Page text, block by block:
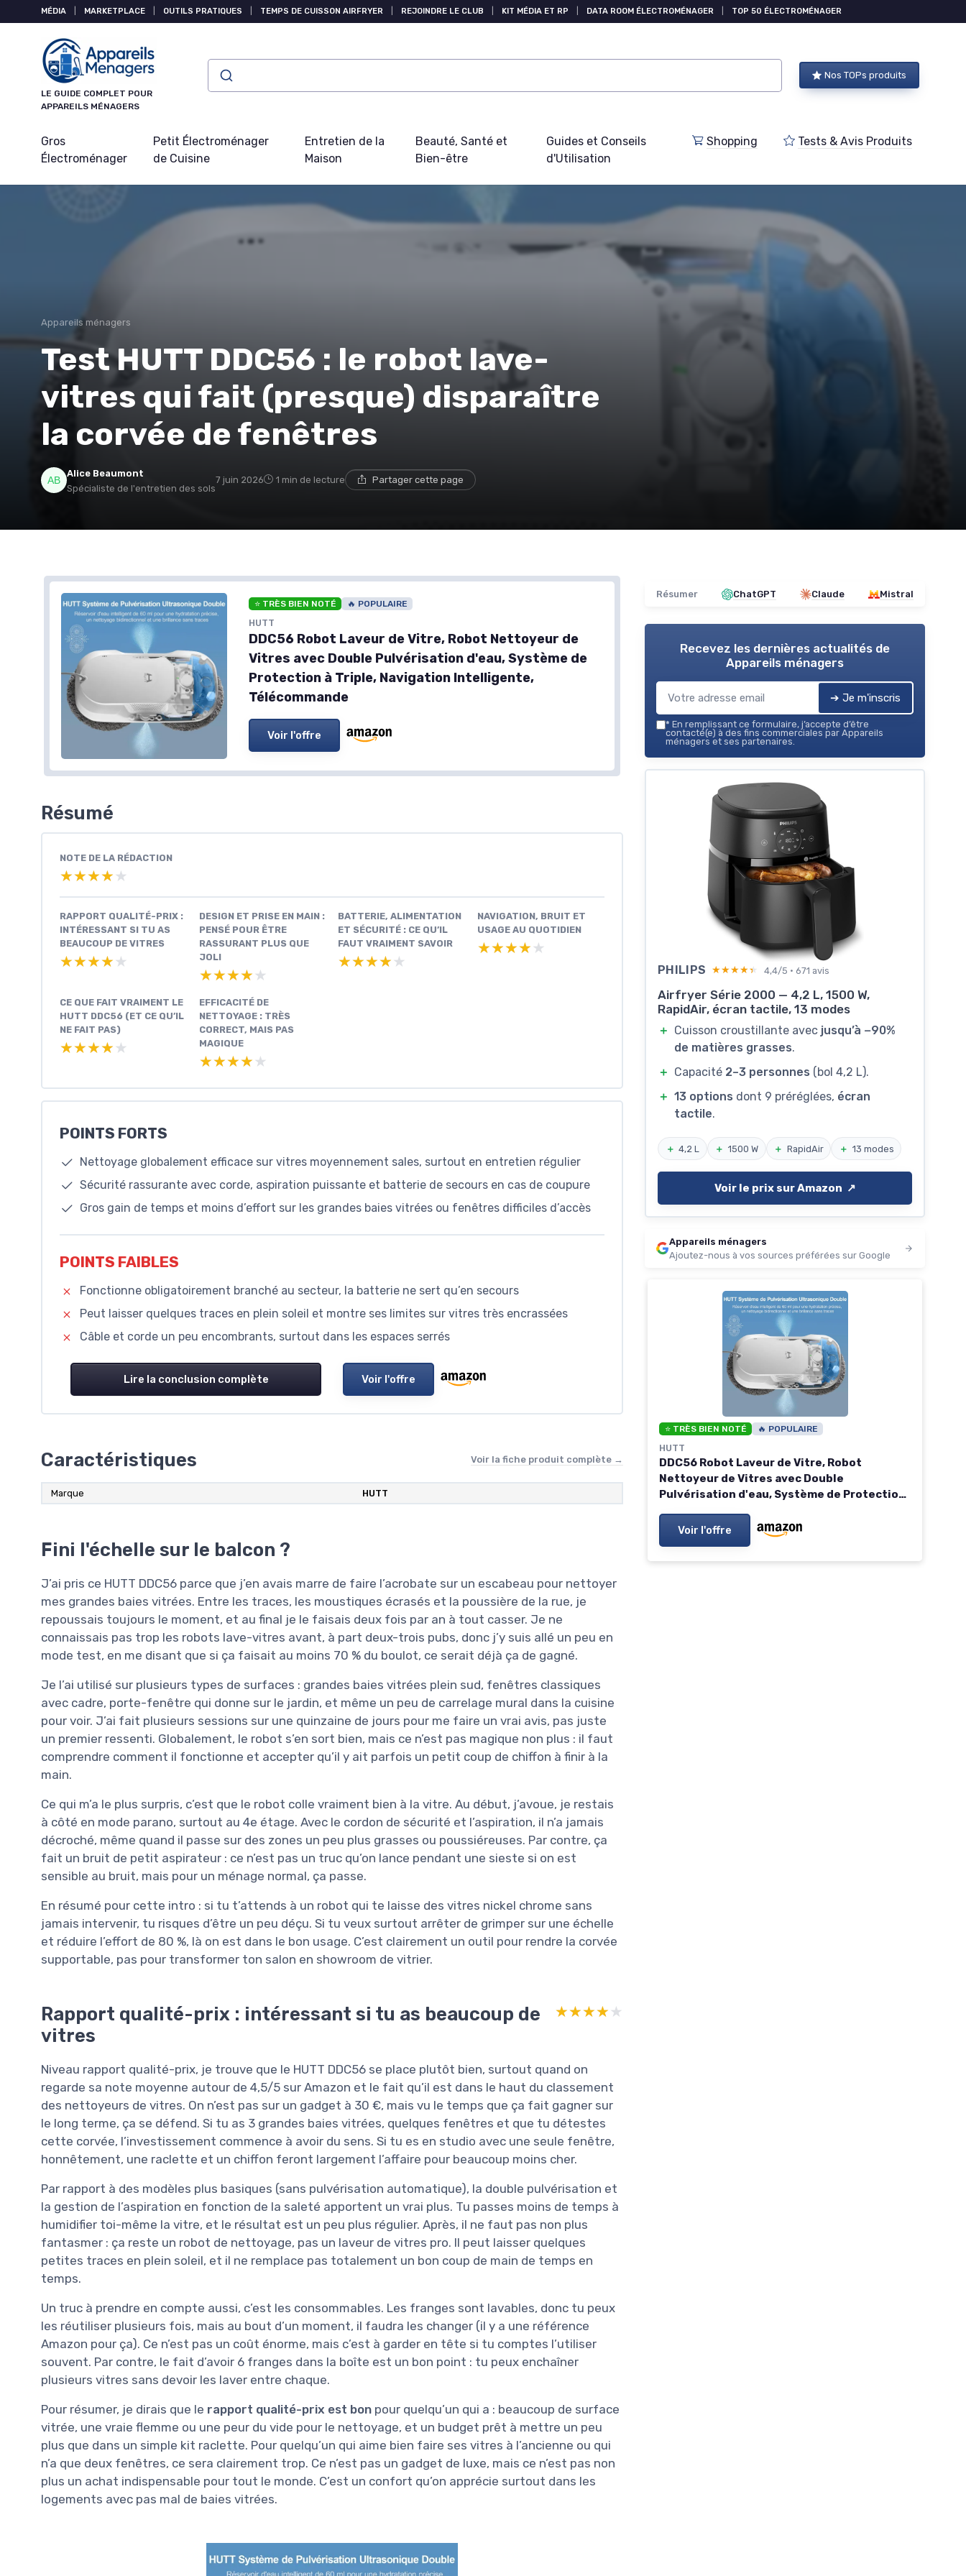
MÉDIA MARKETPLACE OUTILS PRATIQUES TEMPS DE CUISSON AIRFRYER REJOINDRE LE CLUB KIT MÉDIA ET RP DATA ROOM ÉLECTROMÉNAGER TOP 50 ÉLECTROMÉNAGER
LE GUIDE COMPLET POUR
APPAREILS MÉNAGERS
Nos TOPs produits
Gros
Électroménager
Petit Électroménager
de Cuisine
Entretien de la
Maison
Beauté, Santé et
Bien-être
Guides et Conseils
d'Utilisation
Shopping Tests & Avis Produits
Appareils ménagers
Test HUTT DDC56 : le robot lave-
vitres qui fait (presque) disparaître
la corvée de fenêtres
Alice Beaumont
Spécialiste de l'entretien des sols
7 juin 2026 1 min de lecture Partager cette page
⭐ TRÈS BIEN NOTÉ 🔥 POPULAIRE
HUTT
DDC56 Robot Laveur de Vitre, Robot Nettoyeur de
Vitres avec Double Pulvérisation d'eau, Système de
Protection à Triple, Navigation Intelligente,
Télécommande
Voir l'offre
Résumé
NOTE DE LA RÉDACTION
★★★★★
★★★★★
RAPPORT QUALITÉ-PRIX :
INTÉRESSANT SI TU AS
BEAUCOUP DE VITRES
★★★★★
★★★★★
DESIGN ET PRISE EN MAIN :
PENSÉ POUR ÊTRE
RASSURANT PLUS QUE
JOLI
★★★★★
★★★★★
BATTERIE, ALIMENTATION
ET SÉCURITÉ : CE QU’IL
FAUT VRAIMENT SAVOIR
★★★★★
★★★★★
NAVIGATION, BRUIT ET
USAGE AU QUOTIDIEN
★★★★★
★★★★★
CE QUE FAIT VRAIMENT LE
HUTT DDC56 (ET CE QU’IL
NE FAIT PAS)
★★★★★
★★★★★
EFFICACITÉ DE
NETTOYAGE : TRÈS
CORRECT, MAIS PAS
MAGIQUE
★★★★★
★★★★★
POINTS FORTS
Nettoyage globalement efficace sur vitres moyennement sales, surtout en entretien régulier
Sécurité rassurante avec corde, aspiration puissante et batterie de secours en cas de coupure
Gros gain de temps et moins d’effort sur les grandes baies vitrées ou fenêtres difficiles d’accès
POINTS FAIBLES
Fonctionne obligatoirement branché au secteur, la batterie ne sert qu’en secours
Peut laisser quelques traces en plein soleil et montre ses limites sur vitres très encrassées
Câble et corde un peu encombrants, surtout dans les espaces serrés
Lire la conclusion complète Voir l'offre
Caractéristiques Voir la fiche produit complète →
Marque ‎HUTT
Fini l'échelle sur le balcon ?
J’ai pris ce HUTT DDC56 parce que j’en avais marre de faire l’acrobate sur un escabeau pour nettoyer
mes grandes baies vitrées. Entre les traces, les moustiques écrasés et la poussière de la rue, je
repoussais toujours le moment, et au final je le faisais deux fois par an à tout casser. Je ne
connaissais pas trop les robots lave-vitres avant, à part deux-trois pubs, donc j’y suis allé un peu en
mode test, en me disant que si ça faisait au moins 70 % du boulot, ce serait déjà ça de gagné.
Je l’ai utilisé sur plusieurs types de surfaces : grandes baies vitrées plein sud, fenêtres classiques
avec cadre, porte-fenêtre qui donne sur le jardin, et même un peu de carrelage mural dans la cuisine
pour voir. J’ai fait plusieurs sessions sur une quinzaine de jours pour me faire un vrai avis, pas juste
un premier ressenti. Globalement, le robot s’en sort bien, mais ce n’est pas magique non plus : il faut
comprendre comment il fonctionne et accepter qu’il y ait parfois un petit coup de chiffon à finir à la
main.
Ce qui m’a le plus surpris, c’est que le robot colle vraiment bien à la vitre. Au début, j’avoue, je restais
à côté en mode parano, surtout au 4e étage. Avec le cordon de sécurité et l’aspiration, il n’a jamais
décroché, même quand il passe sur des zones un peu plus grasses ou poussiéreuses. Par contre, ça
fait un bruit de petit aspirateur : ce n’est pas un truc qu’on lance pendant une sieste si on est
sensible au bruit, mais pour un ménage normal, ça passe.
En résumé pour cette intro : si tu t’attends à un robot qui te laisse des vitres nickel chrome sans
jamais intervenir, tu risques d’être un peu déçu. Si tu veux surtout arrêter de grimper sur une échelle
et réduire l’effort de 80 %, là on est dans le bon usage. C’est clairement un outil pour rendre la corvée
supportable, pas pour transformer ton salon en showroom de vitrier.
Rapport qualité-prix : intéressant si tu as beaucoup de
vitres
★★★★★
★★★★★
Niveau rapport qualité-prix, je trouve que le HUTT DDC56 se place plutôt bien, surtout quand on
regarde sa note moyenne autour de 4,5/5 sur Amazon et le fait qu’il est dans le haut du classement
des nettoyeurs de vitres. On n’est pas sur un gadget à 30 €, mais vu le temps que ça fait gagner sur
le long terme, ça se défend. Si tu as 3 grandes baies vitrées, quelques fenêtres et que tu détestes
cette corvée, l’investissement commence à avoir du sens. Si tu es en studio avec une seule fenêtre,
honnêtement, une raclette et un chiffon feront largement l’affaire pour beaucoup moins cher.
Par rapport à des modèles plus basiques (sans pulvérisation automatique), la double pulvérisation et
la gestion de l’aspiration en fonction de la saleté apportent un vrai plus. Tu passes moins de temps à
humidifier toi-même la vitre, et le résultat est un peu plus régulier. Après, il ne faut pas non plus
fantasmer : ça reste un robot de nettoyage, pas un laveur de vitres pro. Il peut laisser quelques
petites traces en plein soleil, et il ne remplace pas totalement un bon coup de main de temps en
temps.
Un truc à prendre en compte aussi, c’est les consommables. Les franges sont lavables, donc tu peux
les réutiliser plusieurs fois, mais au bout d’un moment, il faudra les changer (il y a une référence
Amazon pour ça). Ce n’est pas un coût énorme, mais c’est à garder en tête si tu comptes l’utiliser
souvent. Par contre, le fait d’avoir 6 franges dans la boîte est un bon point : tu peux enchaîner
plusieurs vitres sans devoir les laver entre chaque.
Pour résumer, je dirais que le rapport qualité-prix est bon pour quelqu’un qui a : beaucoup de surface
vitrée, une vraie flemme ou une peur du vide pour le nettoyage, et un budget prêt à mettre un peu
plus que dans un simple kit raclette. Pour quelqu’un qui aime bien faire ses vitres à l’ancienne ou qui
n’a que deux fenêtres, ce sera clairement trop. Ce n’est pas un gadget de luxe, mais ce n’est pas non
plus un achat indispensable pour tout le monde. C’est un confort qu’on apprécie surtout dans les
logements avec pas mal de baies vitrées.
Résumer ChatGPT Claude Mistral
Recevez les dernières actualités de
Appareils ménagers
➔ Je m'inscris
* En remplissant ce formulaire, j’accepte d’être
contacté(e) à des fins commerciales par Appareils
ménagers et ses partenaires.
PHILIPS ★★★★★
★★★★★ 4,4/5 · 671 avis
Airfryer Série 2000 — 4,2 L, 1500 W,
RapidAir, écran tactile, 13 modes
＋ Cuisson croustillante avec jusqu’à −90%
de matières grasses.
＋ Capacité 2–3 personnes (bol 4,2 L).
＋ 13 options dont 9 préréglées, écran
tactile.
＋ 4,2 L ＋ 1500 W ＋ RapidAir ＋ 13 modes
Voir le prix sur Amazon ↗️
Appareils ménagers
Ajoutez-nous à vos sources préférées sur Google
⭐ TRÈS BIEN NOTÉ 🔥 POPULAIRE
HUTT
DDC56 Robot Laveur de Vitre, Robot
Nettoyeur de Vitres avec Double
Pulvérisation d'eau, Système de Protection
Télécommande
Voir l'offre
Panneau de gestion des cookies